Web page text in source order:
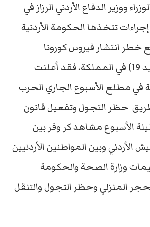
ووزير الدفاع الأردني الرزاز في
تتخذها الحكومة الأردنية
خطر انتشار فيروس كورونا
المستجد ( كوفيد 19) في المملكة، فقد أعلنت
في مطلع الأسبوع الجاري الحرب
حظر التجول وتفعيل قانون
الأسبوع مشاهد كر وفر بين
الأردني وبين المواطنين الأردنيين
وزارة الصحة والحكومة
الحجر المنزلي وحظر التجول والتنقل